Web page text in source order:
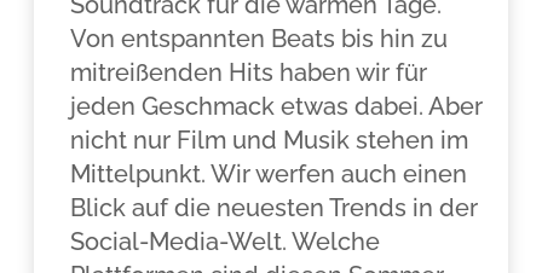
Von entspannten Beats bis hin zu
mitreißenden Hits haben wir für
jeden Geschmack etwas dabei. Aber
nicht nur Film und Musik stehen im
Mittelpunkt. Wir werfen auch einen
Blick auf die neuesten Trends in der
Social-Media-Welt. Welche